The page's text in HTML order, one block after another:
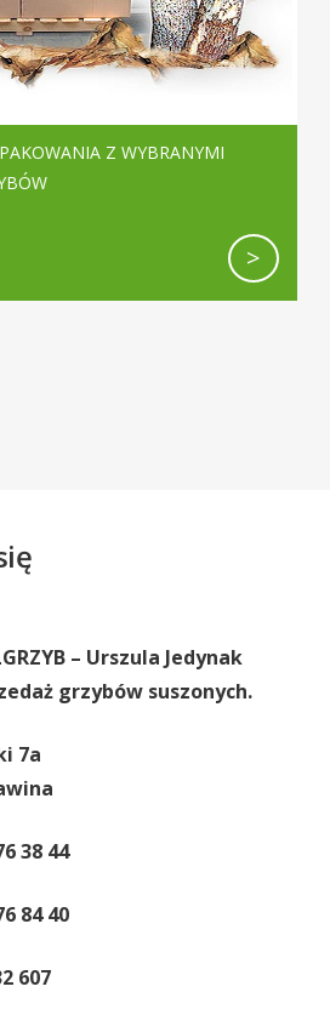
Z WYBRANYMI
>
– Urszula Jedynak
grzybów suszonych.
7a
38 44
84 40
607